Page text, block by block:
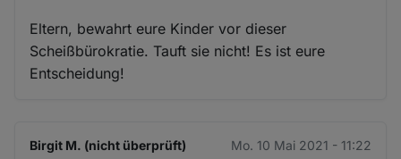
Eltern, bewahrt eure Kinder vor dieser
Scheißbürokratie. Tauft sie nicht! Es ist eure
Entscheidung!
Birgit M. (nicht überprüft) Mo. 10 Mai 2021 - 11:22